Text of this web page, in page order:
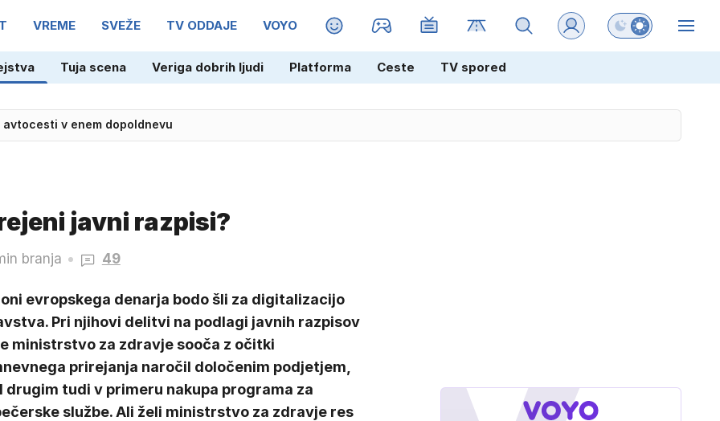
VREME SVEŽE TV ODDAJE VOYO MAGAZIN Preklopi barvni
Tuja scena Veriga dobrih ljudi Platforma Ceste TV spored
spoznali še pred koncem letošnjega leta
javni razpisi?
branja 49
evropskega denarja bodo šli za digitalizacijo
Pri njihovi delitvi na podlagi javnih razpisov
ministrstvo za zdravje sooča z očitki
prirejanja naročil določenim podjetjem,
drugim tudi v primeru nakupa programa za
službe. Ali želi ministrstvo za zdravje res